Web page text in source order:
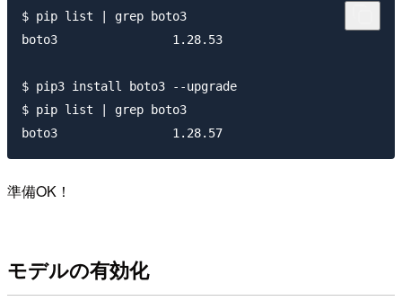
$ pip list | grep boto3
boto3                1.28.53
$ pip3 install boto3 --upgrade
$ pip list | grep boto3
準備OK！
モデルの有効化